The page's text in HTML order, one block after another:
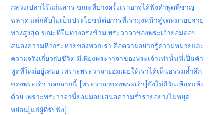
กลวงเปล่าไร้แก่นสาร ขณะที่บางครั้งเราอาจได้ฟังคำพูดที่ชาญ
ฉลาด แต่กลับไม่เป็นประโยชน์ต่อการที่เรามุ่งหน้าสู่จุดหมายปลาย
ทางสูงสุด ขณะที่ในทางตรงข้าม พระวาจาของพระเจ้าย่อมตอบ
สนองความหิวกระหายของพวกเรา คือความอยากรู้ความหมายและ
ความจริงเกี่ยวกับชีวิต มีเพียงพระวาจาของพระเจ้าเท่านั้นที่เป็นคำ
พูดที่ใหม่อยู่เสมอ เพราะพระวาจาย่อมเผยให้เราได้เห็นธรรมล้ำลึก
ของพระเจ้า นอกจากนี้ [พระวาจาของพระเจ้า]ยังไม่มีวันเหือดแห้ง
ด้วย เพราะพระวาจานี้ย่อมมอบเสนอความร่ำรวยอย่างไม่หยุด
หย่อน[แก่ผู้ที่รับฟัง]